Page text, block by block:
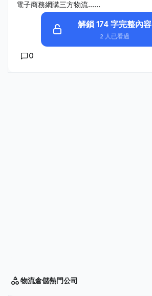
電子商務網購三方物流......
解鎖 174 字完整內容
2 人已看過
0
物流倉儲熱門公司